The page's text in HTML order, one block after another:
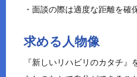
・面談の際は適度な距離を確
求める人物像
『新しいリハビリのカタチ